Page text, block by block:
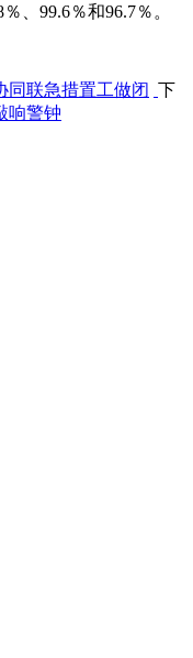
、99.6％和96.7％。
同联急措置工做闭 下
响警钟